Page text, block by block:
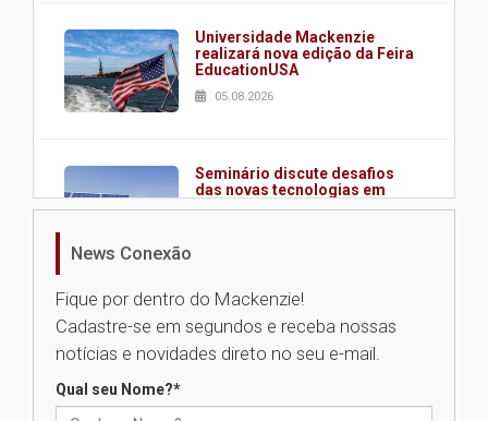
Universidade Mackenzie
realizará nova edição da Feira
EducationUSA
05.08.2026
Seminário discute desafios
das novas tecnologias em
sistemas solares residenciais
Mackenzie recepciona os
calouros do segundo semestre
de 2026
News Conexão
Fique por dentro do Mackenzie!
Cadastre-se em segundos e receba nossas
notícias e novidades direto no seu e-mail.
Qual seu Nome?*